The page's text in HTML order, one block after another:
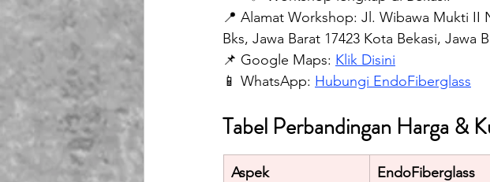
📍 Alamat Workshop: Jl. Wibawa Mukti II
Bks, Jawa Barat 17423 Kota Bekasi, Jawa
📌 Google Maps: Klik Disini
📱 WhatsApp: Hubungi EndoFiberglass
Tabel Perbandingan Harga &
Aspek EndoFiberglass